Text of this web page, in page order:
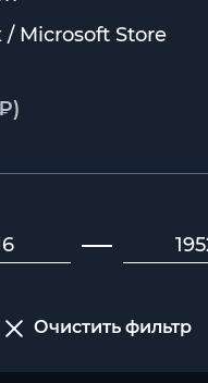
/ Microsoft Store
Очистить фильтр